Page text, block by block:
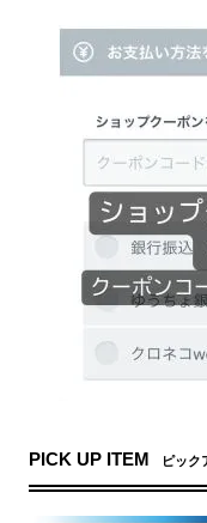
PICK UP ITEM ピック